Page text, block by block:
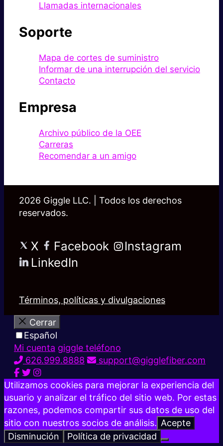
Llamadas internacionales
Soporte
Mapa de cortes de suministro
Informar de una interrupción del servicio
Contacto
Empresa
Archivo público de la OEE
Carreras
Recomendar a un amigo
2026 Giggle LLC. | Todos los derechos
reservados.
X Facebook
Instagram
LinkedIn
Términos, políticas y divulgaciones
Cerrar
Español
Mi cuenta giggle teléfono
626.999.8888
support@gigglefiber.com
Utilizamos cookies para mejorar la experiencia del
usuario y analizar el tráfico del sitio web. Por estas
razones, podemos compartir sus datos de uso del
sitio con nuestros socios de análisis. Acepte
Disminución
Política de privacidad